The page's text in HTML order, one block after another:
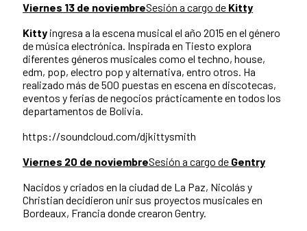
Viernes 13 de noviembreSesión a cargo de Kitty
Kitty ingresa a la escena musical el año 2015 en el género
de música electrónica. Inspirada en Tiesto explora
diferentes géneros musicales como el techno, house,
edm, pop, electro pop y alternativa, entro otros. Ha
realizado más de 500 puestas en escena en discotecas,
eventos y ferias de negocios prácticamente en todos los
departamentos de Bolivia.
https://soundcloud.com/djkittysmith
Viernes 20 de noviembreSesión a cargo de Gentry
Nacidos y criados en la ciudad de La Paz, Nicolás y
Christian decidieron unir sus proyectos musicales en
Bordeaux, Francia donde crearon Gentry.